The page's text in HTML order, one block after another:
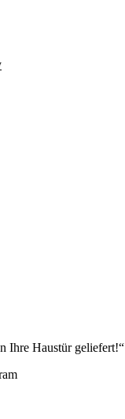
Ihre Haustür geliefert!“